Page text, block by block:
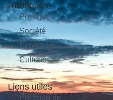
Rubriques
Politique
Société
Économie
Culture
Liens utiles
Politique de